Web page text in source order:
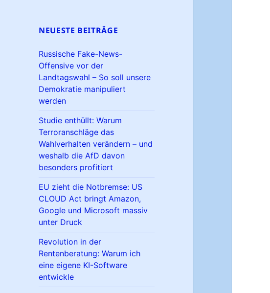
NEUESTE BEITRÄGE
Russische Fake-News-
Offensive vor der
Landtagswahl – So soll unsere
Demokratie manipuliert
werden
Studie enthüllt: Warum
Terroranschläge das
Wahlverhalten verändern – und
weshalb die AfD davon
besonders profitiert
EU zieht die Notbremse: US
CLOUD Act bringt Amazon,
Google und Microsoft massiv
unter Druck
Revolution in der
Rentenberatung: Warum ich
eine eigene KI-Software
entwickle